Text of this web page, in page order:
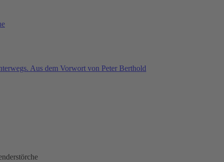
Aus dem Vorwort von Peter Berthold